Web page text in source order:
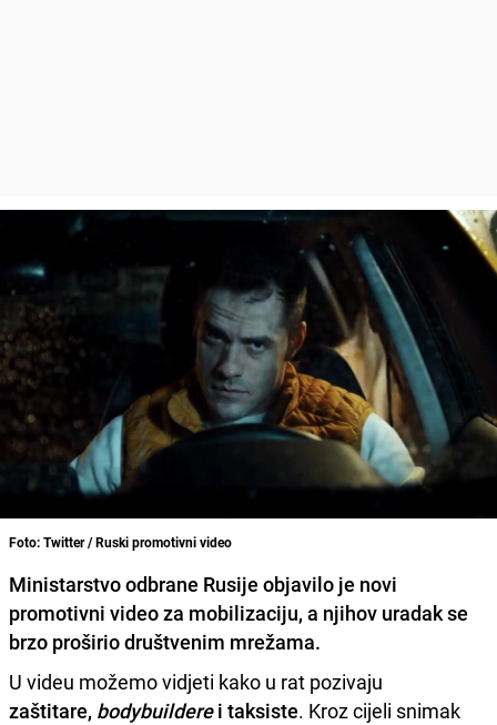
Foto: Twitter / Ruski promotivni video
Ministarstvo odbrane Rusije objavilo je novi
promotivni video za mobilizaciju, a njihov uradak se
brzo proširio društvenim mrežama.
U videu možemo vidjeti kako u rat pozivaju
zaštitare, bodybuilderei taksiste. Kroz cijeli snimak